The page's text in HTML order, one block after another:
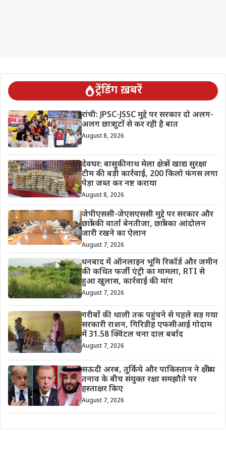
ट्रेंडिंग ख़बरें
रांची: JPSC-JSSC मुद्दे पर सरकार दो अलग-
अलग छात्र गुटों से कर रही है बात
August 8, 2026
देवघर: बासुकीनाथ मेला क्षेत्र में खाद्य सुरक्षा
टीम की बड़ी कार्रवाई, 200 किलो फंगस लगा
पेड़ा जब्त कर नष्ट कराया
August 8, 2026
जेपीएससी-जेएसएससी मुद्दे पर सरकार और
छात्रों की वार्ता बेनतीजा, छात्रों का आंदोलन
जारी रखने का ऐलान
August 7, 2026
धनबाद में ऑनलाइन भूमि रिकॉर्ड और जमीन
की कथित फर्जी एंट्री का मामला, RTI से
हुआ खुलास, कार्रवाई की मांग
August 7, 2026
गरीबों की थाली तक पहुंचने से पहले सड़ गया
सरकारी राशन, गिरिडीह एफसीआई गोदाम
में 31.58 क्विंटल चना दाल बर्बाद
August 7, 2026
सऊदी अरब, तुर्किये और पाकिस्तान ने क्षेत्रीय
तनाव के बीच संयुक्त रक्षा समझौते पर
हस्ताक्षर किए
August 7, 2026